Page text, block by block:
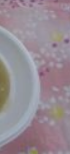
(21)
(27)
(29)
(21)
(05)
(07)
(12)